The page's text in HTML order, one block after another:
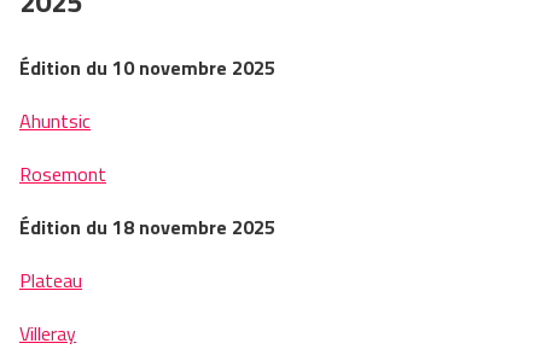
Édition du 10 novembre 2025
Ahuntsic
Rosemont
Édition du 18 novembre 2025
Plateau
Villeray